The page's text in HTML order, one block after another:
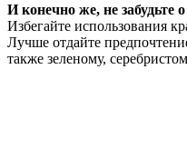
И конечно же, не забудьте
Избегайте использования
Лучше отдайте
также зеленому,